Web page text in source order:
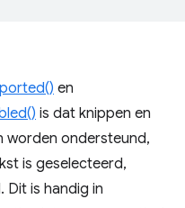
en
is dat knippen en
worden ondersteund,
is geselecteerd,
Dit is handig in